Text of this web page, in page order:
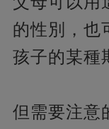
的性別，也
孩子的某種
但需要注意